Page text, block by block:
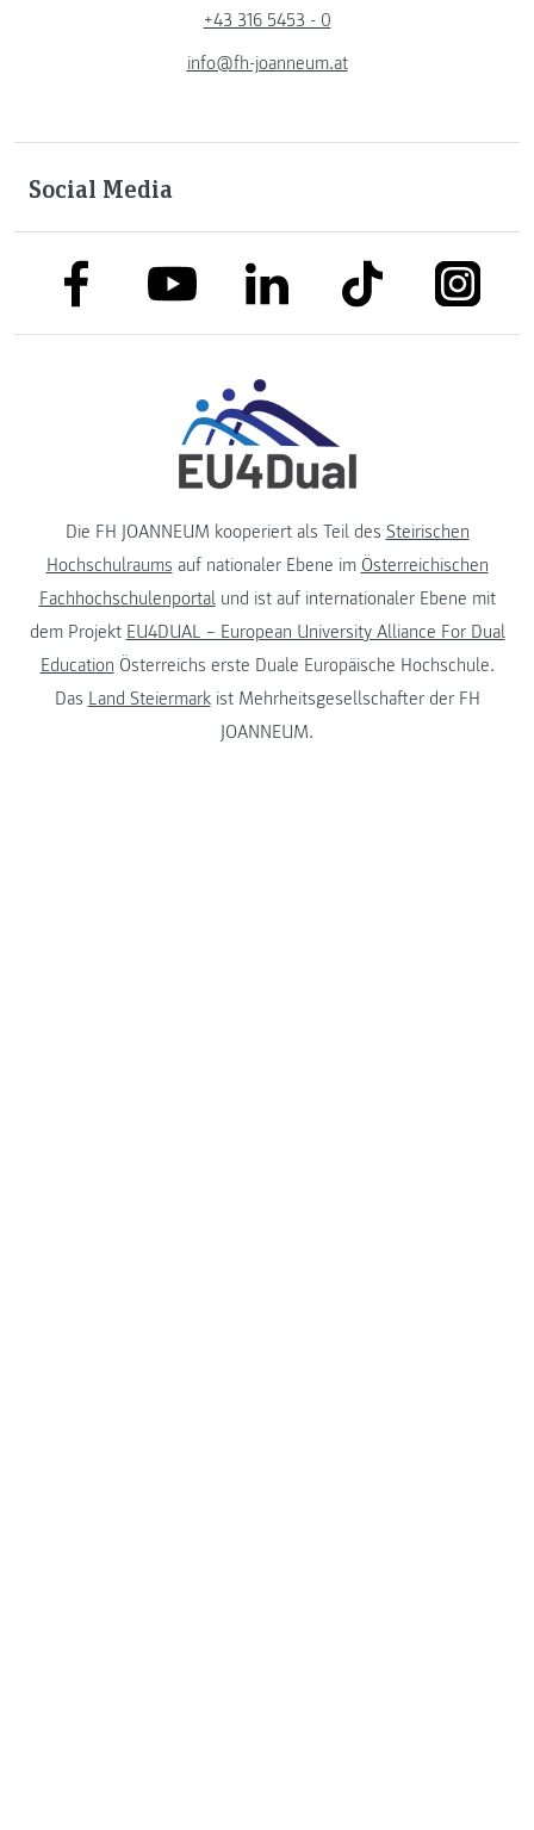
+43 316 5453 - 0
info@fh-joanneum.at
Social Media
link to facebooklink to youtubelink to linkedinlink to tiktok link to
Die FH JOANNEUM kooperiert als Teil des Steirischen
Hochschulraums auf nationaler Ebene im Österreichischen
Fachhochschulenportalund ist auf internationaler Ebene mit
dem Projekt EU4DUAL – European University Alliance For Dual
Education Österreichs erste Duale Europäische Hochschule.
Das Land Steiermarkist Mehrheitsgesellschafter der FH
JOANNEUM.